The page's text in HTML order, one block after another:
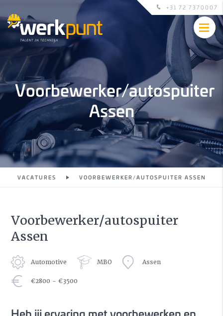
+31 72 7370007
Voorbewerker/autospuiter
Assen
VACATURES VOORBEWERKER/AUTOSPUITER ASSEN
Voorbewerker/autospuiter
Assen
Automotive MBO Assen
€2800 - €3500